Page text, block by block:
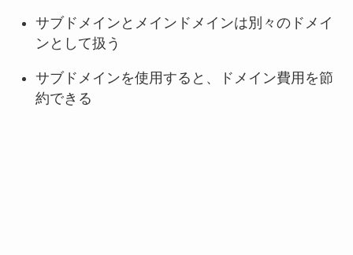
サブドメインとメインドメインは別々のドメイ
ンとして扱う
サブドメインを使用すると、ドメイン費用を節
約できる